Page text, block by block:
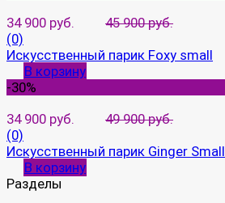
34 900 руб.
45 900 руб.
(0)
Искусственный парик Foxy small
В корзину
-30%
34 900 руб.
49 900 руб.
(0)
Искусственный парик Ginger Small
В корзину
Разделы